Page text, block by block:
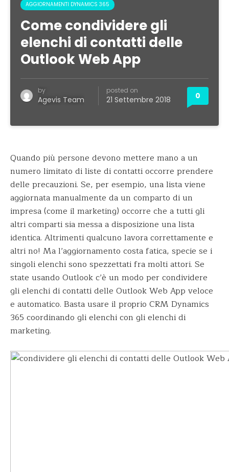
AGGIORNAMENTI DYNAMICS 365
Come condividere gli
elenchi di contatti delle
Outlook Web App
by
Agevis Team
posted on
21 Settembre 2018 0
Quando più persone devono mettere mano a un
numero limitato di liste di contatti occorre prendere
delle precauzioni. Se, per esempio, una lista viene
aggiornata manualmente da un comparto di un
impresa (come il marketing) occorre che a tutti gli
altri comparti sia messa a disposizione una lista
identica. Altrimenti qualcuno lavora correttamente e
altri no! Ma l’aggiornamento costa fatica, specie se i
singoli elenchi sono spezzettati fra molti attori. Se
state usando Outlook c’è un modo per condividere
gli elenchi di contatti delle Outlook Web App veloce
e automatico. Basta usare il proprio CRM Dynamics
365 coordinando gli elenchi con gli elenchi di
marketing.